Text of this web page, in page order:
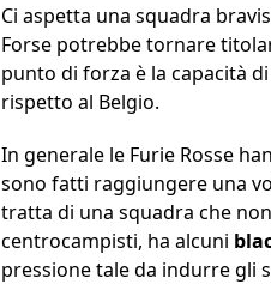
Ci aspetta una squadra
Forse potrebbe tornare
punto di forza è la capacità
rispetto al Belgio.
In generale le Furie Rosse
sono fatti raggiungere una
tratta di una squadra che
centrocampisti, ha alcuni
pressione tale da indurre gli